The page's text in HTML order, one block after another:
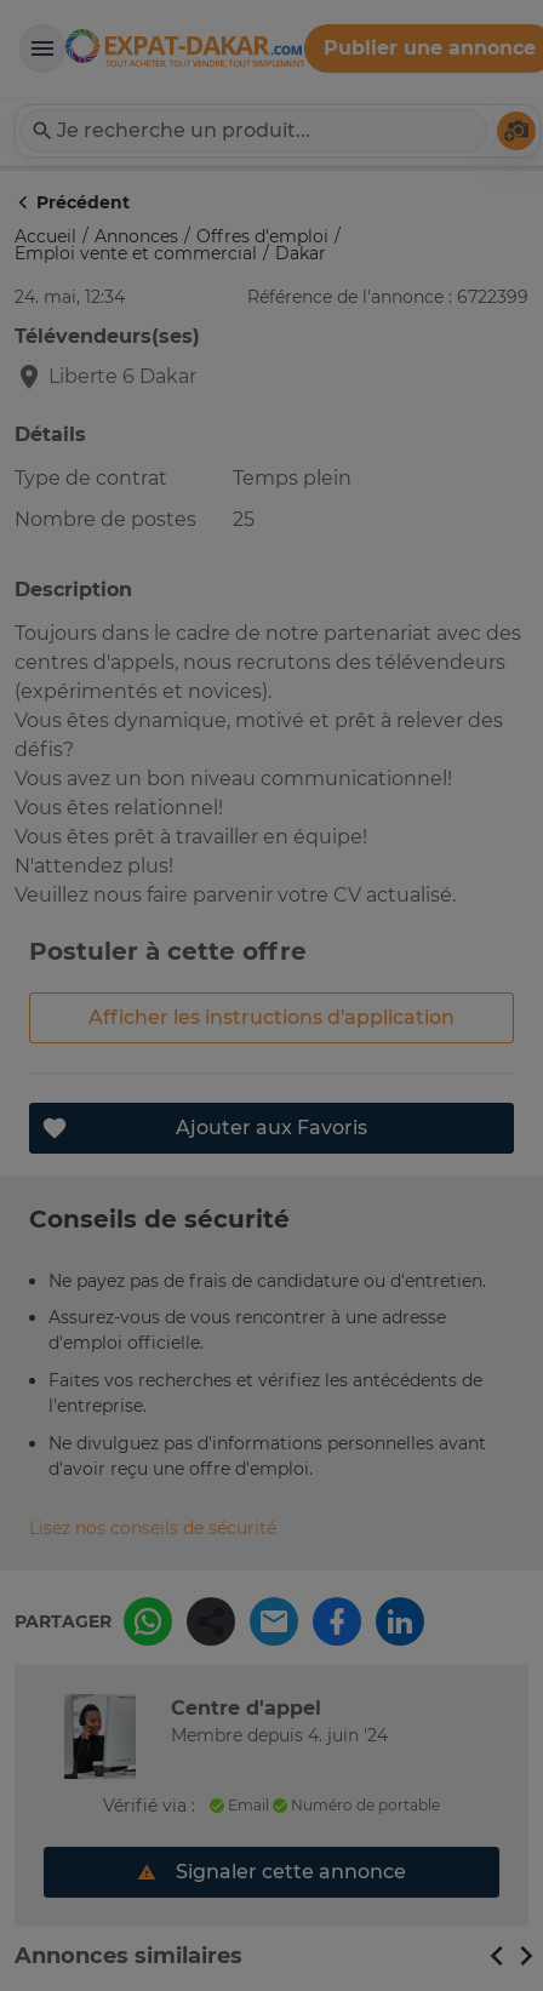
Expat-Dakar
Publier une annonce
Précédent
Accueil
Annonces Offres d'emploi
Emploi vente et commercial
Dakar
24. mai, 12:34
Référence de l'annonce : 6722399
Télévendeurs(ses)
Liberte 6 Dakar
Détails
Type de contrat
Temps plein
Nombre de postes
25
Description
Toujours dans le cadre de notre partenariat avec des
centres d'appels, nous recrutons des télévendeurs
(expérimentés et novices).
Vous êtes dynamique, motivé et prêt à relever des
défis?
Vous avez un bon niveau communicationnel!
Vous êtes relationnel!
Vous êtes prêt à travailler en équipe!
N'attendez plus!
Veuillez nous faire parvenir votre CV actualisé.
Postuler à cette offre
Afficher les instructions d'application
Ajouter aux Favoris
Conseils de sécurité
Ne payez pas de frais de candidature ou d'entretien.
Assurez-vous de vous rencontrer à une adresse
d'emploi officielle.
Faites vos recherches et vérifiez les antécédents de
l'entreprise.
Ne divulguez pas d'informations personnelles avant
d'avoir reçu une offre d'emploi.
Lisez nos conseils de sécurité
PARTAGER
Centre d'appel
Membre depuis 4. juin '24
Vérifié via : Email Numéro de portable
Signaler cette annonce
Annonces similaires